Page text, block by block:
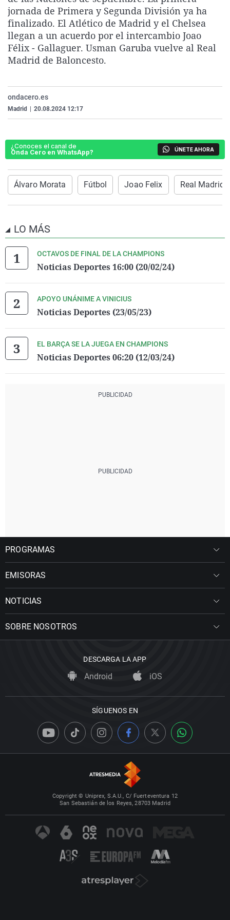
La rosa de los vientos
Gente viajera
Como el perro y el
Caso
Retornados
Equipo de
Extremadura
Galicia
La Rioja
Virales
Televisión
Elecciones
jornada de Primera y Segunda División ya ha
finalizado. El Atlético de Madrid y el Chelsea
llegan a un acuerdo por el intercambio Joao
Félix - Gallaguer. Usman Garuba vuelve al Real
Madrid de Baloncesto.
ondacero.es
Madrid 20.08.2024 12:17
¿Conoces el canal de
Onda Cero en WhatsApp?
ÚNETE AHORA
Álvaro Morata Fútbol Joao Felix Real Madrid
LO MÁS
OCTAVOS DE FINAL DE LA CHAMPIONS
Noticias Deportes 16:00 (20/02/24)
APOYO UNÁNIME A VINICIUS
Noticias Deportes (23/05/23)
EL BARÇA SE LA JUEGA EN CHAMPIONS
Noticias Deportes 06:20 (12/03/24)
PROGRAMAS
EMISORAS
NOTICIAS
SOBRE NOSOTROS
DESCARGA LA APP
Android iOS
SÍGUENOS EN
Copyright © Uniprex, S.A.U., C/ Fuerteventura 12
San Sebastián de los Reyes, 28703 Madrid